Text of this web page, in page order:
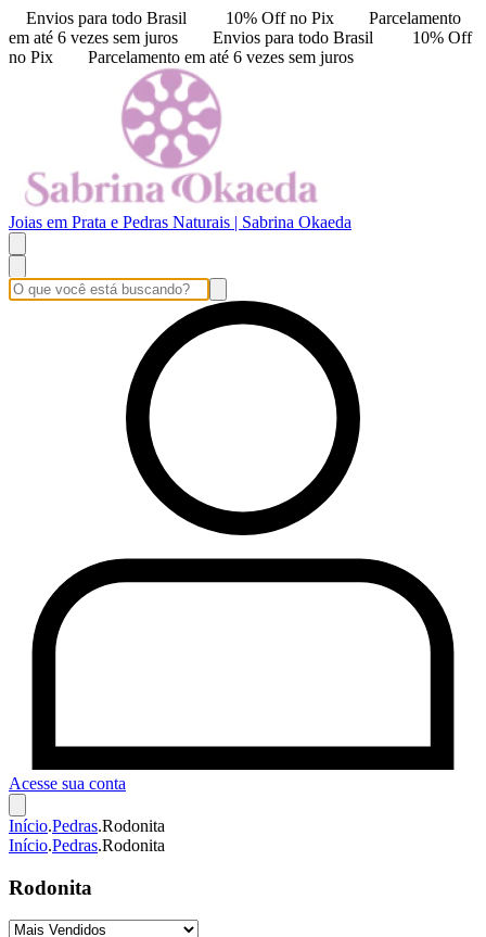
Envios para todo Brasil 10% Off no Pix
Parcelamento
em até 6 vezes sem juros
Envios para todo Brasil
10% Off
no Pix
Parcelamento em até 6 vezes sem juros
Joias em Prata e Pedras Naturais | Sabrina Okaeda
Acesse sua conta
Início.Pedras.Rodonita
Início.Pedras.Rodonita
Rodonita